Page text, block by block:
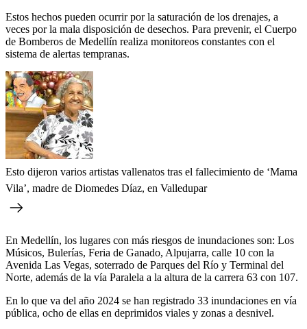
Estos hechos pueden ocurrir por la saturación de los drenajes, a
veces por la mala disposición de desechos. Para prevenir, el Cuerpo
de Bomberos de Medellín realiza monitoreos constantes con el
sistema de alertas tempranas.
Esto dijeron varios artistas vallenatos tras el fallecimiento de ‘Mama
Vila’, madre de Diomedes Díaz, en Valledupar
En Medellín, los lugares con más riesgos de inundaciones son: Los
Músicos, Bulerías, Feria de Ganado, Alpujarra, calle 10 con la
Avenida Las Vegas, soterrado de Parques del Río y Terminal del
Norte, además de la vía Paralela a la altura de la carrera 63 con 107.
En lo que va del año 2024 se han registrado 33 inundaciones en vía
pública, ocho de ellas en deprimidos viales y zonas a desnivel.